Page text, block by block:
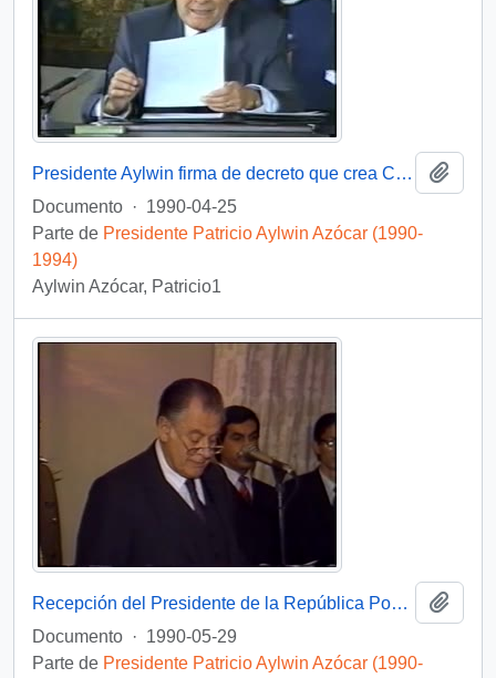
Presidente Aylwin firma de decreto que crea Comisión Nacional de Verdad y Reconciliación: video
Documento · 1990-04-25
Parte de Presidente Patricio Aylwin Azócar (1990-
1994)
Aylwin Azócar, Patricio1
Recepción del Presidente de la República Popular China : video
Documento · 1990-05-29
Parte de Presidente Patricio Aylwin Azócar (1990-